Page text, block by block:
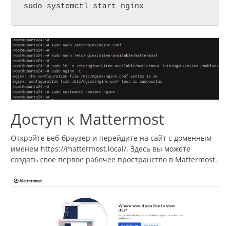
sudo systemctl start nginx
Доступ к Mattermost
Откройте веб-браузер и перейдите на сайт с доменным
именем https://mattermost.local/. Здесь вы можете
создать свое первое рабочее пространство в Mattermost.